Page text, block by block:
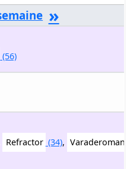
»
(56)
Refractor (34),